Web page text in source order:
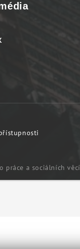
práce a sociálních věcí